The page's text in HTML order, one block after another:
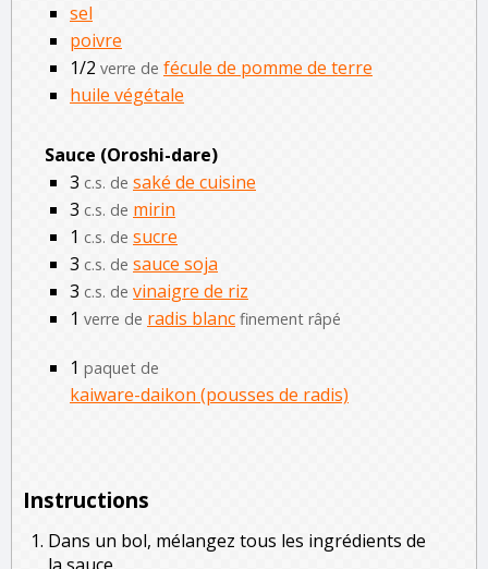
sel
poivre
1/2 verre de fécule de pomme de terre
huile végétale
Sauce (Oroshi-dare)
3 c.s. de saké de cuisine
3 c.s. de mirin
1 c.s. de sucre
3 c.s. de sauce soja
3 c.s. de vinaigre de riz
1 verre de radis blanc finement râpé
1 paquet de
kaiware-daikon (pousses de radis)
Instructions
Dans un bol, mélangez tous les ingrédients de